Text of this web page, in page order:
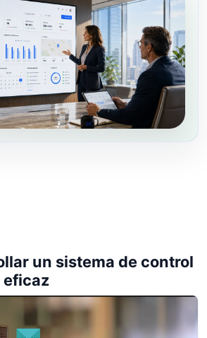
un sistema de control
eficaz